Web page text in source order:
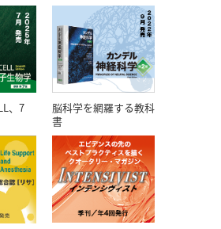
、7
脳科学を網羅する教科
書